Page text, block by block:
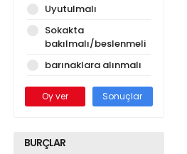
Uyutulmalı
Sokakta
bakılmalı/beslenmeli
barınaklara alınmalı
Oy ver Sonuçlar
BURÇLAR